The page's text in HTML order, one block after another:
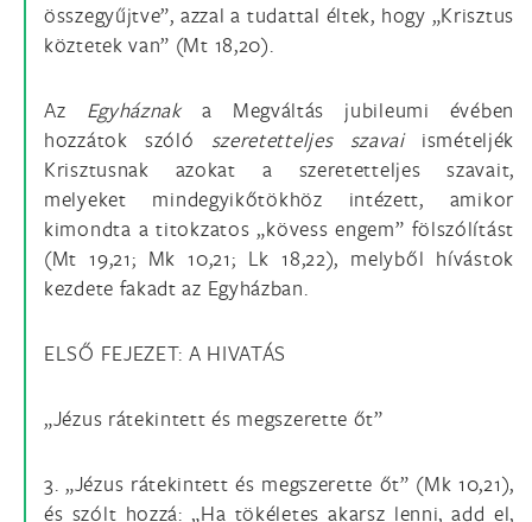
összegyűjtve”, azzal a tudattal éltek, hogy „Krisztus
köztetek van” (Mt 18,20).
Az Egyháznaka Megváltás jubileumi évében
hozzátok szóló szeretetteljes szavaiismételjék
Krisztusnak azokat a szeretetteljes szavait,
melyeket mindegyikőtökhöz intézett, amikor
kimondta a titokzatos „kövess engem” fölszólítást
(Mt 19,21; Mk 10,21; Lk 18,22), melyből hívástok
kezdete fakadt az Egyházban.
ELSŐ FEJEZET: A HIVATÁS
„Jézus rátekintett és megszerette őt”
3. „Jézus rátekintett és megszerette őt” (Mk 10,21),
és szólt hozzá: „Ha tökéletes akarsz lenni, add el,